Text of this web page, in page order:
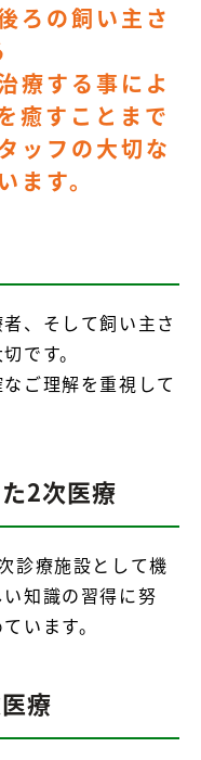
ろの飼い主さ
療する事によ
癒すことまで
ッフの大切な
ます。
、そして飼い主さ
です。
ご理解を重視して
2次医療
診療施設として機
知識の習得に努
います。
療